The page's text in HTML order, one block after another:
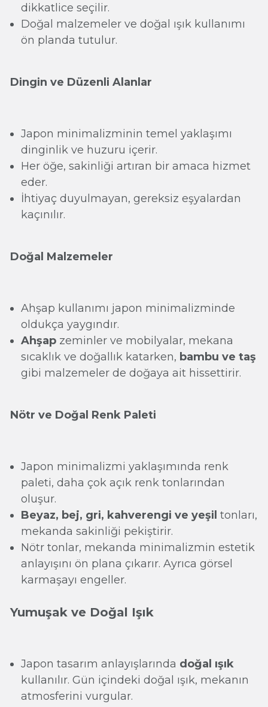
dikkatlice seçilir.
Doğal malzemeler ve doğal ışık kullanımı
ön planda tutulur.
Dingin ve Düzenli Alanlar
Japon minimalizminin temel yaklaşımı
dinginlik ve huzuru içerir.
Her öğe, sakinliği artıran bir amaca hizmet
eder.
İhtiyaç duyulmayan, gereksiz eşyalardan
kaçınılır.
Doğal Malzemeler
Ahşap kullanımı japon minimalizminde
oldukça yaygındır.
Ahşap zeminler ve mobilyalar, mekana
sıcaklık ve doğallık katarken, bambu ve taş
gibi malzemeler de doğaya ait hissettirir.
Nötr ve Doğal Renk Paleti
Japon minimalizmi yaklaşımında renk
paleti, daha çok açık renk tonlarından
oluşur.
Beyaz, bej, gri, kahverengi ve yeşil tonları,
mekanda sakinliği pekiştirir.
Nötr tonlar, mekanda minimalizmin estetik
anlayışını ön plana çıkarır. Ayrıca görsel
karmaşayı engeller.
Yumuşak ve Doğal Işık
Japon tasarım anlayışlarında doğal ışık
kullanılır. Gün içindeki doğal ışık, mekanın
atmosferini vurgular.